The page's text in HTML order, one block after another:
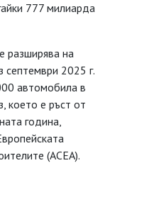
777 милиарда
разширява на
2025 г.
автомобила в
което е ръст от
година,
(ACEA).